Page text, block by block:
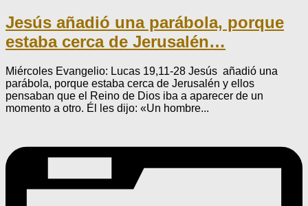
Jesús añadió una parábola, porque
estaba cerca de Jerusalén…
Miércoles Evangelio: Lucas 19,11-28 Jesús añadió una
parábola, porque estaba cerca de Jerusalén y ellos
pensaban que el Reino de Dios iba a aparecer de un
momento a otro. Él les dijo: «Un hombre...